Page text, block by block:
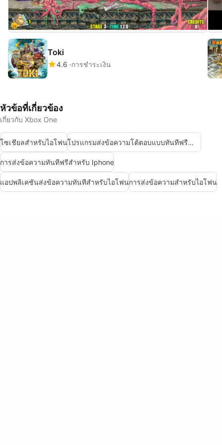
Toki
4.6 การชำระเงิน
หัวข้อที่เกี่ยวข้อง
เกี่ยวกับ Xbox One
โซเชียลสำหรับไอโฟน โปรแกรมส่งข้อความโต้ตอบแบบทันทีฟรีสำหรับไอโฟน
การส่งข้อความทันทีฟรีสำหรับ Iphone
แอปพลิเคชันส่งข้อความทันทีสำหรับไอโฟนการส่งข้อความสำหรับไอโฟน